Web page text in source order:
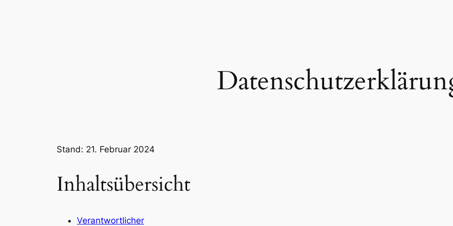
Stand: 21. Februar 2024
Inhaltsübersicht
Verantwortlicher